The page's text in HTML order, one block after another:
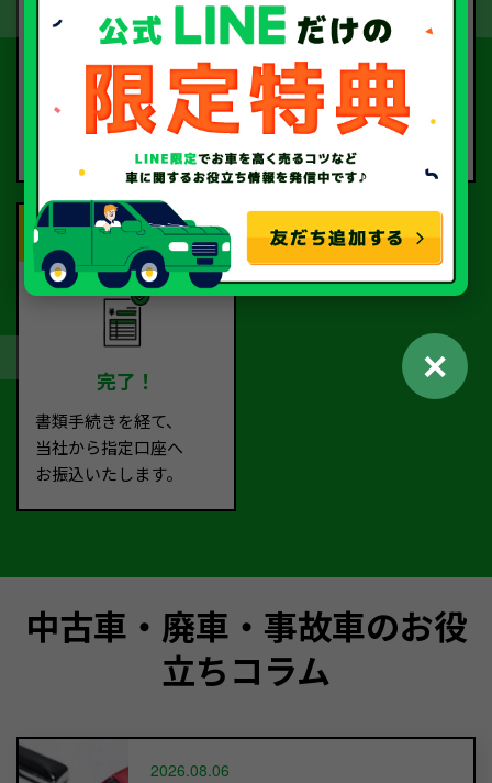
契約
査定額に
ご納得いただけました
ら、
お引取り
お客様に
ご指定いただいた場所ま
で
Step.5
完了！
書類手続きを経て、
当社から指定口座へ
お振込いたします。
中古車・廃車・事故車のお役
立ちコラム
2026.08.06
✕